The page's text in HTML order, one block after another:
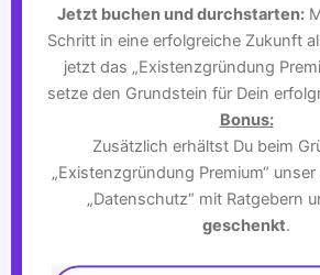
Jetzt buchen und durchstarten:
Schritt in eine erfolgreiche Zukunft
jetzt das „Existenzgründung
setze den Grundstein für Dein
Bonus:
Zusätzlich erhältst Du beim
„Existenzgründung Premium“
„Datenschutz“ mit Ratgebern
geschenkt.